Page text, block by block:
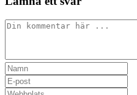
Kommentar
Ange
ditt
namn
Ange
din
Ange